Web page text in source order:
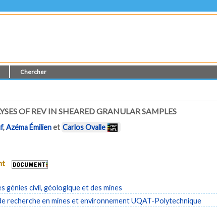
Chercher
OF REV IN SHEARED GRANULAR SAMPLES
,Azéma Émilienet Carlos Ovalle
génies civil, géologique et des mines
recherche en mines et environnement UQAT-Polytechnique